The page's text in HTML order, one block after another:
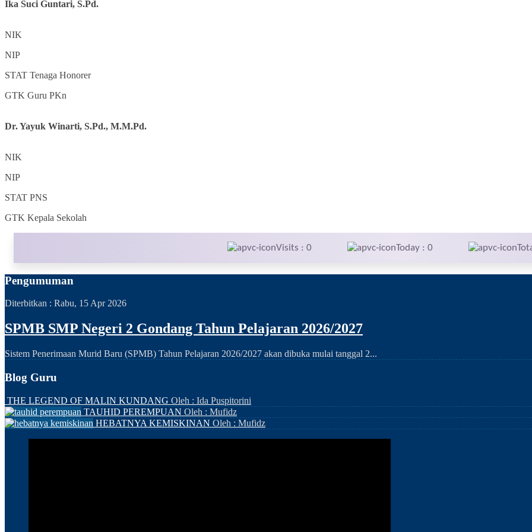
Ika Suci Guntari, S.Pd.
NIK
NIP
STAT Tenaga Honorer
GTK Guru PKn
Dr. Yayuk Winarti, S.Pd., M.M.Pd.
NIK
NIP
STAT PNS
GTK Kepala Sekolah
Visits : 0 Today : 0
Pengumuman
Diterbitkan : Rabu, 15 Apr 2026
SPMB SMP Negeri 2 Gondang Tahun Pelajaran 2026/2027
Sistem Penerimaan Murid Baru (SPMB) Tahun Pelajaran 2026/2027 akan dibuka mulai tanggal 2...
Blog Guru
THE LEGEND OF MALIN KUNDANG Oleh : Ida Puspitorini
TAUHID PEREMPUAN Oleh : Mufidz
HEBATNYA KEMISKINAN Oleh : Mufidz